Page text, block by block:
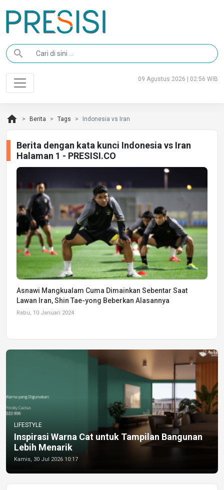
search
09 Agustus 2026 | 02:56 WIB
home Berita Tags Indonesia vs Iran
Berita dengan kata kunci Indonesia vs Iran
Halaman 1 - PRESISI.CO
Asnawi Mangkualam Cuma Dimainkan Sebentar Saat
Lawan Iran, Shin Tae-yong Beberkan Alasannya
Rabu, 10 Januari 2024
LIFESTYLE
Inspirasi Warna Cat untuk Tampilan Bangunan
Lebih Menarik
Kamis, 30 Jul 2026 10:17